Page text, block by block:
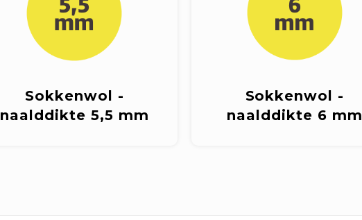
Sokkenwol -
naalddikte 5,5 mm
Sokkenwol -
naalddikte 6 mm